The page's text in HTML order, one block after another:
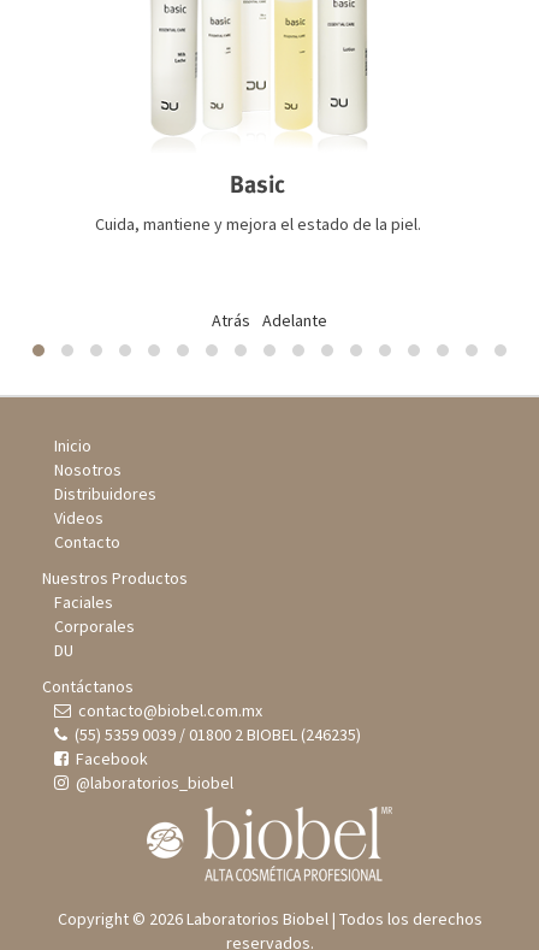
Basic
Cuida, mantiene y mejora el estado de la piel.
Atrás Adelante
Inicio
Nosotros
Distribuidores
Videos
Contacto
Nuestros Productos
Faciales
Corporales
DU
Contáctanos
contacto@biobel.com.mx
(55) 5359 0039 / 01800 2 BIOBEL (246235)
Facebook
@laboratorios_biobel
Copyright © 2026 Laboratorios Biobel | Todos los derechos
reservados.